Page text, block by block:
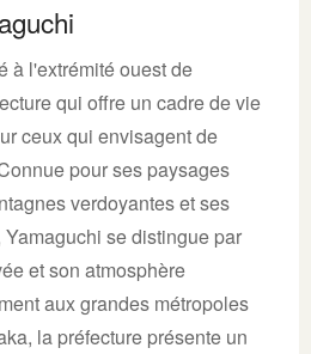
à l'extrémité ouest de
qui offre un cadre de vie
ceux qui envisagent de
pour ses paysages
verdoyantes et ses
se distingue par
et son atmosphère
aux grandes métropoles
la préfecture présente un